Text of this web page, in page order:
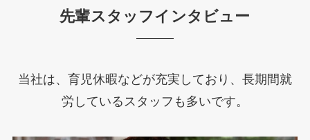
先輩スタッフインタビュー
当社は、育児休暇などが充実しており、長期間就
労しているスタッフも多いです。